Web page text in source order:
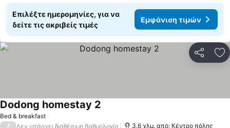
Επιλέξτε ημερομηνίες, για να
δείτε τις ακριβείς τιμές
Εμφάνιση τιμών
Bed & breakfast
Dodong homestay 2
/ Δεν υπάρχει διαθέσιμη βαθμολογία 3.6 χλμ. από: Κέντρο πόλης